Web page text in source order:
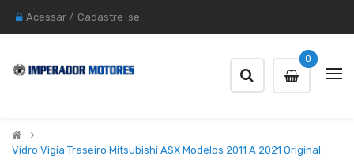
Acessar / Cadastre-se
0
Vidro Vigia Traseiro Mitsubishi ASX Modelos 2011 A 2021 Original